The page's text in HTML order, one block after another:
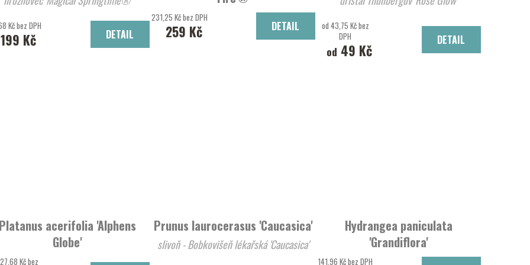
Kč bez DPH
199 Kč DETAIL
Hortenzie latnatá 'Magical Fire'®
231,25 Kč bez DPH
259 Kč DETAIL
od 43,75 Kč bez
DPH
od 49 Kč
DETAIL
Platanus acerifolia 'Alphens
Globe'
platan javorolistý 'Alphens Globe'
Kč bez
Prunus laurocerasus 'Caucasica'
slivoň - Bobkovišeň lékařská 'Caucasica'
Hydrangea paniculata
'Grandiflora'
Hortenzie latnatá 'Grandiflora'
141,96 Kč bez DPH